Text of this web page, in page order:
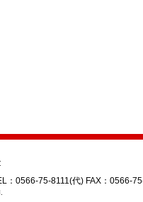
：0566-75-8111(代) FAX：0566-